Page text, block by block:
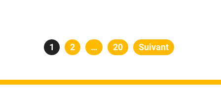
Pagination
Page
1 Page
2 … Page
20 Suivant